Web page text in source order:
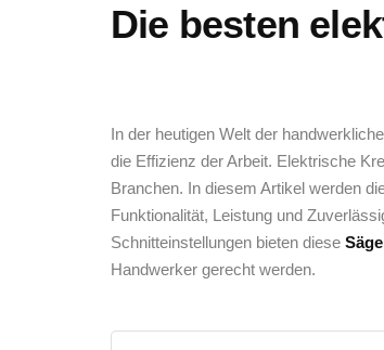
Die besten
In der heutigen Welt der
die ​Effizienz der Arbeit. Elektrische
Branchen. In diesem Artikel werden
Funktionalität, Leistung und
Schnitteinstellungen bieten diese
Handwerker​ gerecht werden.